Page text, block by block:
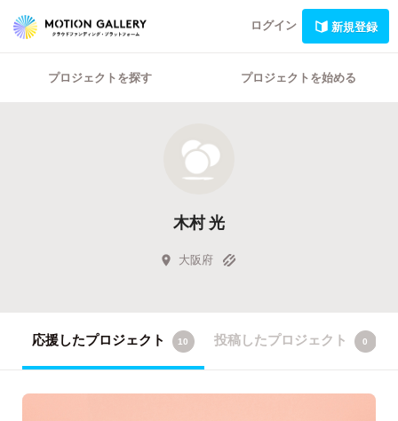
ログイン 新規登録
プロジェクトを探す プロジェクトを始める
木村 光
大阪府
応援したプロジェクト 10 投稿したプロジェクト 0